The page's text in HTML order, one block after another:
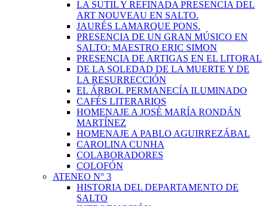
LA SUTIL Y REFINADA PRESENCIA DEL
ART NOUVEAU EN SALTO.
JAURÉS LAMARQUE PONS.
PRESENCIA DE UN GRAN MÚSICO EN
SALTO: MAESTRO ERIC SIMON
PRESENCIA DE ARTIGAS EN EL LITORAL
DE LA SOLEDAD DE LA MUERTE Y DE
LA RESURRECCIÓN
EL ÁRBOL PERMANECÍA ILUMINADO
CAFÉS LITERARIOS
HOMENAJE A JOSÉ MARÍA RONDÁN
MARTÍNEZ
HOMENAJE A PABLO AGUIRREZÁBAL
CAROLINA CUNHA
COLABORADORES
COLOFÓN
ATENEO N° 3
HISTORIA DEL DEPARTAMENTO DE
SALTO